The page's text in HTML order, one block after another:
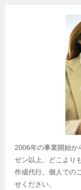
2006年の事業開始か
ゼン以上。どこより
作成代行。個人での
せください。